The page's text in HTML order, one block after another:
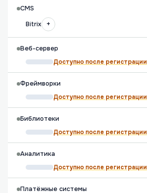
CMS
Bitrix
+
Веб-сервер
Доступно после регистрации
Фреймворки
Доступно после регистрации
Библиотеки
Доступно после регистрации
Аналитика
Доступно после регистрации
Платёжные системы